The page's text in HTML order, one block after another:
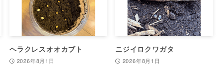
ヘラクレスオオカブト
2026年8月1日
ニジイロクワガタ
2026年8月1日